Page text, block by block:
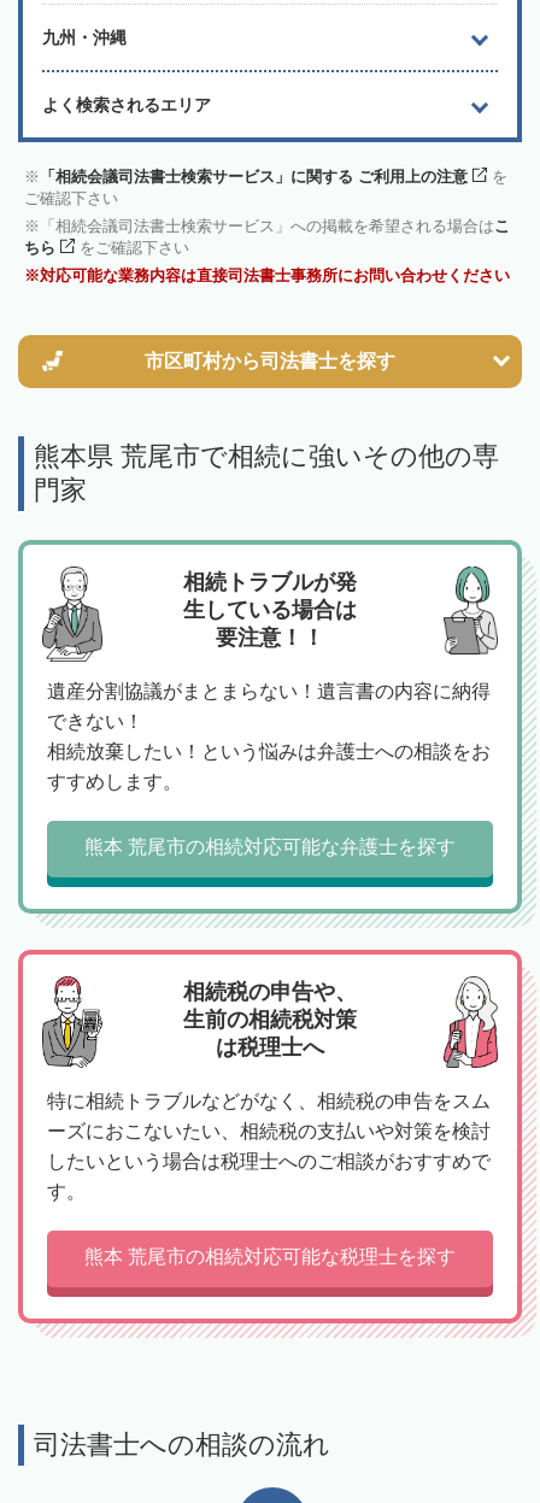
九州・沖縄
よく検索されるエリア
「相続会議司法書士検索サービス」に関する ご利用上の注意
を
ご確認下さい
「相続会議司法書士検索サービス」への掲載を希望される場合はこ
ちら
をご確認下さい
対応可能な業務内容は直接司法書士事務所にお問い合わせください
市区町村から司法書士を探す
熊本県 荒尾市で相続に強いその他の専
門家
相続トラブルが発
生している場合は
要注意！！
遺産分割協議がまとまらない！遺言書の内容に納得
できない！
相続放棄したい！という悩みは弁護士への相談をお
すすめします。
熊本 荒尾市の相続対応可能な弁護士を探す
相続税の申告や、
生前の相続税対策
は税理士へ
特に相続トラブルなどがなく、相続税の申告をスム
ーズにおこないたい、相続税の支払いや対策を検討
したいという場合は税理士へのご相談がおすすめで
す。
熊本 荒尾市の相続対応可能な税理士を探す
司法書士への相談の流れ